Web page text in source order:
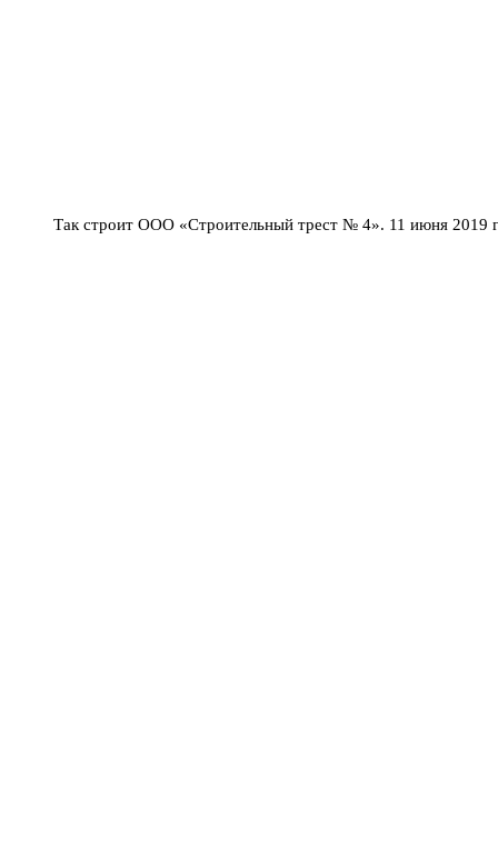
Так строит ООО «Строительный трест № 4». 11 июня 2019